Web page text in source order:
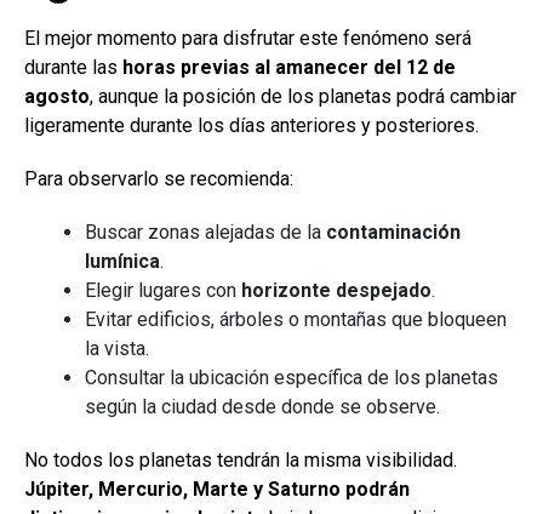
El mejor momento para disfrutar este fenómeno será
durante las horas previas al amanecer del 12 de
agosto, aunque la posición de los planetas podrá cambiar
ligeramente durante los días anteriores y posteriores.
Para observarlo se recomienda:
Buscar zonas alejadas de la contaminación
lumínica.
Elegir lugares con horizonte despejado.
Evitar edificios, árboles o montañas que bloqueen
la vista.
Consultar la ubicación específica de los planetas
según la ciudad desde donde se observe.
No todos los planetas tendrán la misma visibilidad.
Júpiter, Mercurio, Marte y Saturno podrán